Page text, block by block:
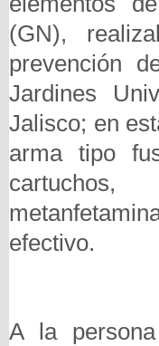
(GN),
prevención
Jardines
Jalisco; en
arma tipo
efectivo.
A la